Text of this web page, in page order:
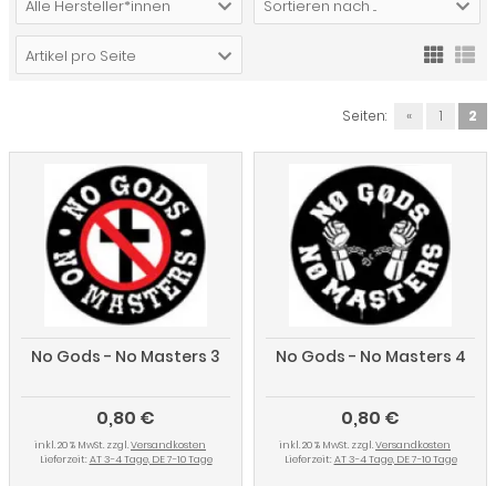
Alle Hersteller*innen Sortieren nach ...
Artikel pro Seite
Seiten: « 1 2
No Gods - No Masters 3
0,80 €
inkl. 20 % MwSt. zzgl.Versandkosten
Lieferzeit: AT 3-4 Tage, DE 7-10 Tage
No Gods - No Masters 4
0,80 €
inkl. 20 % MwSt. zzgl.Versandkosten
Lieferzeit: AT 3-4 Tage, DE 7-10 Tage